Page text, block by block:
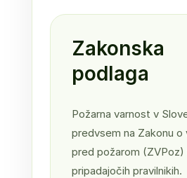
Zakonska
podlaga
Požarna varnost v
predvsem na Zakonu o
pred požarom
pripadajočih pravilnikih.